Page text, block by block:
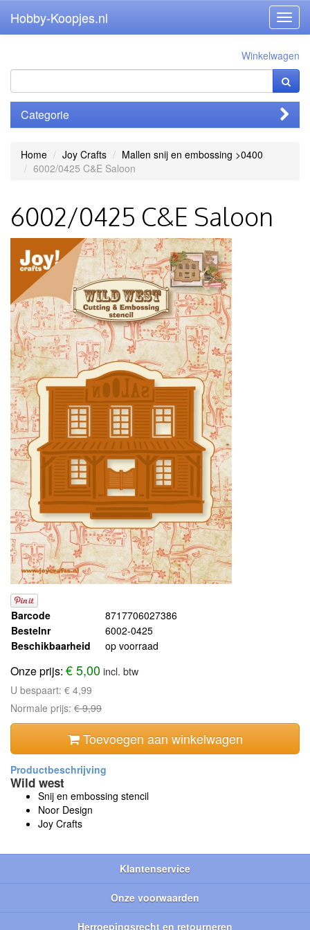
Hobby-Koopjes.nl
Winkelwagen
Categorie
Home Joy Crafts
Mallen snij en embossing >0400
6002/0425 C&E Saloon
6002/0425 C&E Saloon
Barcode
8717706027386
Bestelnr
6002-0425
Beschikbaarheid
op voorraad
Onze prijs: € 5,00incl. btw
U bespaart: € 4,99
Normale prijs: € 9,99
Toevoegen aan winkelwagen
Wild west
Snij en embossing stencil
Noor Design
Joy Crafts
Klantenservice
Onze voorwaarden
Herroepingsrecht en retourneren